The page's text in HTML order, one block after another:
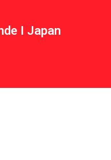
I Japan